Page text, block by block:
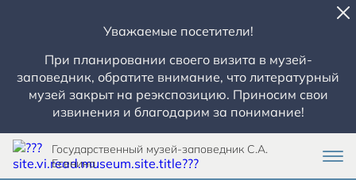
Уважаемые посетители!
При планировании своего визита в музей-
заповедник, обратите внимание, что литературный
музей закрыт на реэкспозицию. Приносим свои
извинения и благодарим за понимание!
Государственный музей-заповедник С.А.
Есенина